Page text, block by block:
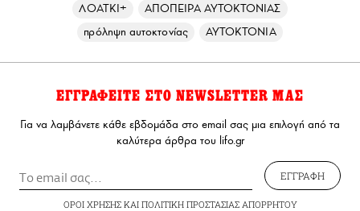
ΛΟΑΤΚΙ+
ΑΠΟΠΕΙΡΑ ΑΥΤΟΚΤΟΝΙΑΣ
πρόληψη αυτοκτονίας
ΑΥΤΟΚΤΟΝΙΑ
ΕΓΓΡΑΦΕΙΤΕ ΣΤΟ NEWSLETTER ΜΑΣ
Για να λαμβάνετε κάθε εβδομάδα στο email σας μια επιλογή από τα
καλύτερα άρθρα του lifo.gr
ΕΓΓΡΑΦΗ
ΟΡΟΙ ΧΡΗΣΗΣΚΑΙ ΠΟΛΙΤΙΚΗ ΠΡΟΣΤΑΣΙΑΣ ΑΠΟΡΡΗΤΟΥ